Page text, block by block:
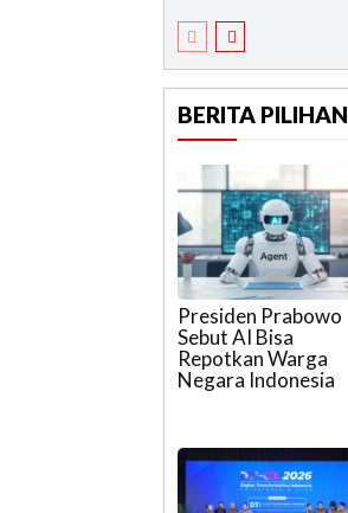
BERITA PILIHAN
Presiden Prabowo
Sebut AI Bisa
Repotkan Warga
Negara Indonesia